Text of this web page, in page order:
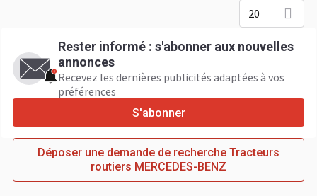
20
Rester informé : s'abonner aux nouvelles
annonces
Recevez les dernières publicités adaptées à vos
préférences
S'abonner
Déposer une demande de recherche Tracteurs
routiers MERCEDES-BENZ